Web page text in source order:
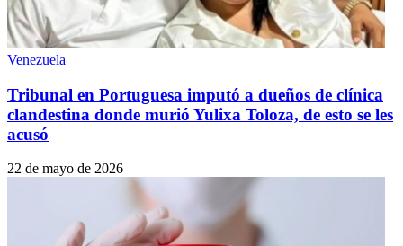
Venezuela
Tribunal en Portuguesa imputó a dueños de clínica
clandestina donde murió Yulixa Toloza, de esto se les
acusó
22 de mayo de 2026